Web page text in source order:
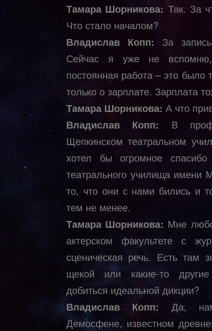
Тамара Шорникова: Так. За
Что стало началом?
Владислав Копп: За
Сейчас я уже не вспомню,
постоянная работа – это было
только о зарплате. Зарплата
Тамара Шорникова: А что
Владислав Копп: В
Щепкинском театральном
хотел бы огромное спасибо
театрального училища
то, что они с нами бились и
тем не менее.
Тамара Шорникова: Мне
актерском факультете с
сценическая речь. Есть там
щекой или какие-то
добиться идеальной дикции?
Владислав Копп: Да, нам
Демосфене, известном